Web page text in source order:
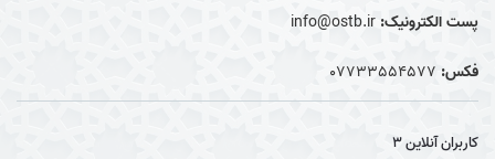
پست الکترونیک: info@ostb.ir
فکس: 07733554577
کاربران آنلاین3